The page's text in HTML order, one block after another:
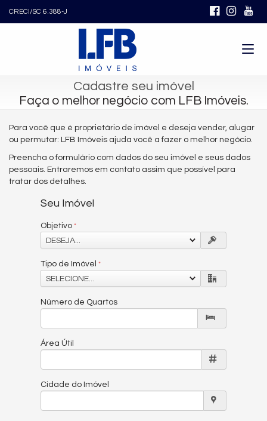
CRECI/SC 6.388-J
Cadastre seu imóvel
Faça o melhor negócio com LFB Imóveis.
Para você que é proprietário de imóvel e deseja vender, alugar
ou permutar: LFB Imóveis ajuda você a fazer o melhor negócio.
Preencha o formulário com dados do seu imóvel e seus dados
pessoais. Entraremos em contato assim que possível para
tratar dos detalhes.
Seu Imóvel
Objetivo
DESEJA...
Tipo de Imóvel
SELECIONE...
Número de Quartos
Área Útil
Cidade do Imóvel